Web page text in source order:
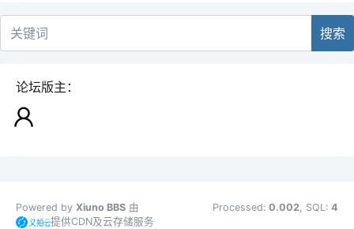
搜索
论坛版主：
Powered by Xiuno BBS 由
提供CDN及云存储服务
Processed: 0.002, SQL: 4